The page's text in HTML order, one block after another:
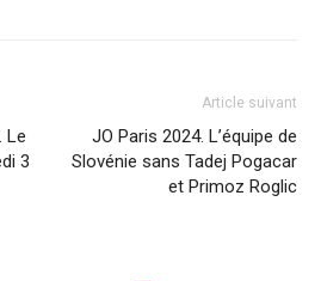
Le
3
Article suivant
JO Paris 2024. L’équipe de
Slovénie sans Tadej Pogacar
et Primoz Roglic